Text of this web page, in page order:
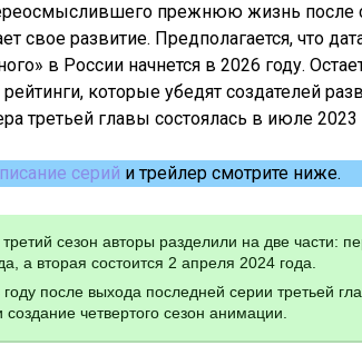
прежнюю жизнь после
свое развитие. Предполагается, что
в России начнется в 2026 году.
которые убедят создателей
третьей главы состоялась в июле 2023
серий и трейлер смотрите ниже.
сезон авторы разделили на две части:
а вторая состоится 2 апреля 2024 года.
после выхода последней серии третьей
четвертого сезон анимации.